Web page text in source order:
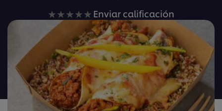
No
se
han
enviado
calificaciones
para
este
recipe
Enviar calificación